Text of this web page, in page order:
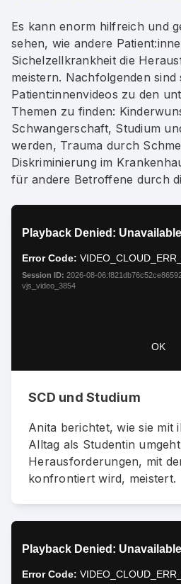
Es kann enorm hilfreich und
sehen, wie andere
Sichelzellkrankheit die
meistern. Nachfolgenden sind
Patient:innenvideos zu den
Themen zu finden:
Schwangerschaft, Studium
werden, Trauma durch
Diskriminierung im
für andere Betroffene durch
modal
window.
Playback Denied: Unavailable
Error Code:
Session ID: 2026-08-
vjs_video_3854
OK
SCD und Studium
Anita berichtet, wie sie mit
Alltag als Studentin
Herausforderungen, mit
konfrontiert wird, meistert.
modal
Playback Denied: Unavailable
Error Code: